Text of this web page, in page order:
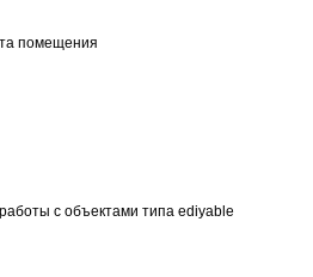
помещения
с объектами типа ediyable